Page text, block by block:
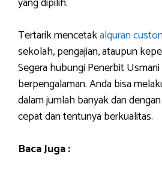
Tertarik mencetakalquran
sekolah, pengajian, ataupun
Segera hubungi Penerbit
berpengalaman. Anda bisa
dalam jumlah banyak dan
cepat dan tentunya berkualitas.
Baca Juga :